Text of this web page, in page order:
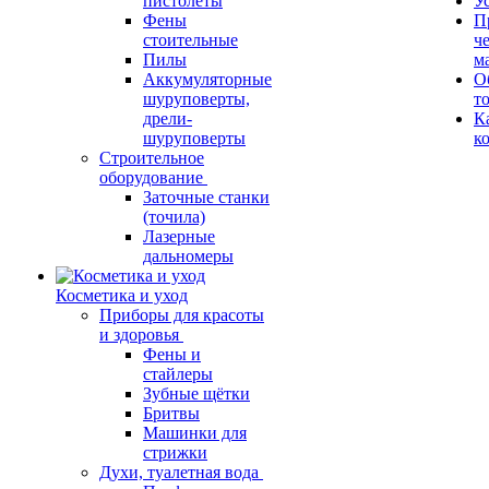
Фены
стоительные
Пилы
Аккумуляторные
шуруповерты,
дрели-
шуруповерты
Строительное
оборудование
Заточные станки
(точила)
Лазерные
дальномеры
Косметика и уход
Приборы для красоты
и здоровья
Фены и
стайлеры
Зубные щётки
Бритвы
Машинки для
стрижки
Духи, туалетная вода